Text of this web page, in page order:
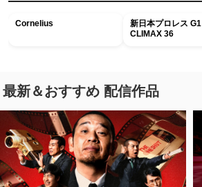
Cornelius
新日本プロレス G1
CLIMAX 36
最新＆おすすめ 配信作品